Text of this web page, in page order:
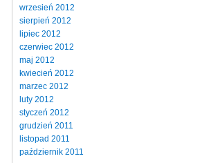
wrzesień 2012
sierpień 2012
lipiec 2012
czerwiec 2012
maj 2012
kwiecień 2012
marzec 2012
luty 2012
styczeń 2012
grudzień 2011
listopad 2011
październik 2011